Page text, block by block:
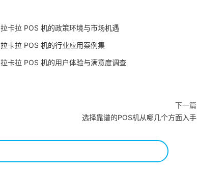
拉卡拉 POS 机的政策环境与市场机遇
拉卡拉 POS 机的行业应用案例集
拉卡拉 POS 机的用户体验与满意度调查
下一篇
选择靠谱的POS机从哪几个方面入手